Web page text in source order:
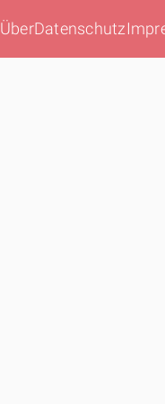
ÜberDatenschutz